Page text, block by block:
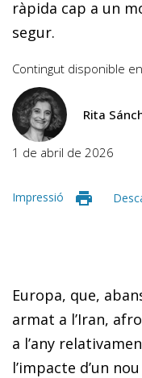
ràpida cap a un
segur.
Contingut disponible en
Rita
1 de abril de 2026
Impressió
Europa, que,
armat a l’Iran,
a l’any
l’impacte d’un